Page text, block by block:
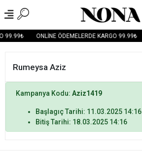
99.99₺ ONLİNE ÖDEMELERDE KARGO 99.99₺
Rumeysa Aziz
Kampanya Kodu: Aziz1419
Başlagıç Tarihi: 11.03.2025 14:16
Bitiş Tarihi: 18.03.2025 14:16